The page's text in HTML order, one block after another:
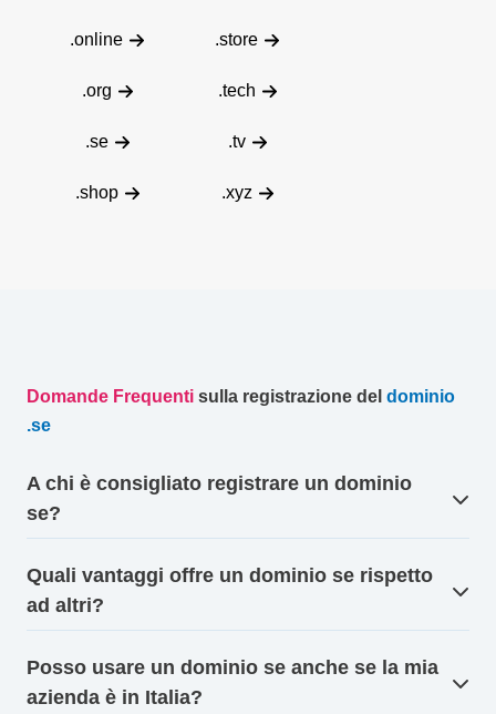
.online
.org
.se
.shop
.store
.tech
.tv
.xyz
Domande Frequenti sulla registrazione del dominio
.se
A chi è consigliato registrare un dominio
se?
Quali vantaggi offre un dominio se rispetto
ad altri?
Posso usare un dominio se anche se la mia
azienda è in Italia?